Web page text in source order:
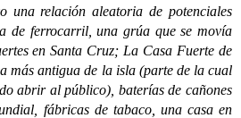
una relación aleatoria de potenciales
de ferrocarril, una grúa que se movía
en Santa Cruz; La Casa Fuerte de
más antigua de la isla (parte de la cual
abrir al público), baterías de cañones
fábricas de tabaco, una casa en